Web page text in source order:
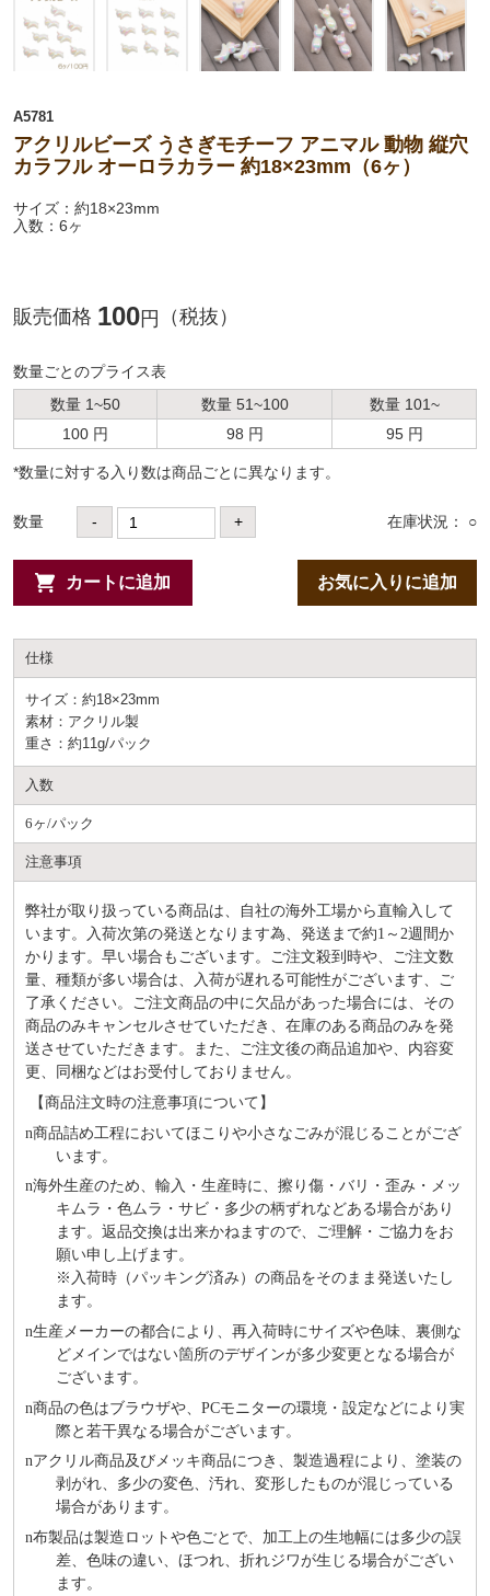
A5781
アクリルビーズ うさぎモチーフ アニマル 動物 縦穴
カラフル オーロラカラー 約18×23mm（6ヶ）
サイズ：約18×23mm
入数：6ヶ
販売価格 100円 （税抜）
数量ごとのプライス表
数量 1~50
数量 51~100
数量 101~
100 円
98 円 95 円
*数量に対する⼊り数は商品ごとに異なります。
数量 - + 在庫状況： ○
カートに追加 お気に入りに追加
仕様
サイズ：約18×23mm
素材：アクリル製
重さ：約11g/パック
入数
6ヶ/パック
注意事項
弊社が取り扱っている商品は、自社の海外工場から直輸入して
います。入荷次第の発送となります為、発送まで約1～2週間か
かります。早い場合もございます。ご注文殺到時や、ご注文数
量、種類が多い場合は、入荷が遅れる可能性がございます、ご
了承ください。ご注文商品の中に欠品があった場合には、その
商品のみキャンセルさせていただき、在庫のある商品のみを発
送させていただきます。また、ご注文後の商品追加や、内容変
更、同梱などはお受付しておりません。
【商品注文時の注意事項について】
n商品詰め⼯程においてほこりや⼩さなごみが混じることがござ
います。
n海外⽣産のため、輸⼊・⽣産時に、擦り傷・バリ・歪み・メッ
キムラ・色ムラ・サビ・多少の柄ずれなどある場合があり
ます。返品交換は出来かねますので、ご理解・ご協⼒をお
願い申し上げます。
※⼊荷時（パッキング済み）の商品をそのまま発送いたし
ます。
n⽣産メーカーの都合により、再⼊荷時にサイズや⾊味、裏側な
どメインではない箇所のデザインが多少変更となる場合が
ございます。
n商品の⾊はブラウザや、PCモニターの環境・設定などにより実
際と若⼲異なる場合がございます。
nアクリル商品及びメッキ商品につき、製造過程により、塗装の
剥がれ、多少の変色、汚れ、変形したものが混じっている
場合があります。
n布製品は製造ロットや色ごとで、加工上の生地幅には多少の誤
差、色味の違い、ほつれ、折れジワが生じる場合がござい
ます。